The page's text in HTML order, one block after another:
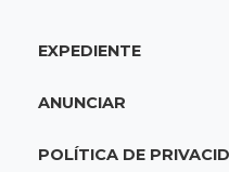
Escolas municipais
EXPEDIENTE
ANUNCIAR
POLÍTICA DE